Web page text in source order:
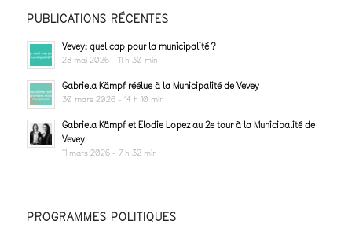
PUBLICATIONS RÉCENTES
Vevey: quel cap pour la municipalité ?
28 mai 2026 - 11 h 30 min
Gabriela Kämpf réélue à la Municipalité de Vevey
30 mars 2026 - 14 h 10 min
Gabriela Kämpf et Elodie Lopez au 2e tour à la Municipalité de
Vevey
11 mars 2026 - 7 h 32 min
PROGRAMMES POLITIQUES